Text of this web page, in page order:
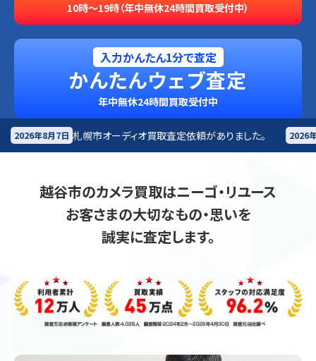
10時～19時（年中無休24時間買取受付中）
入力かんたん1分で査定
かんたんウェブ査定
年中無休24時間買取受付中
ーディオ買取査定依頼がありました。 2026年8月7日 長野来店 オーデ
越谷市のカメラ買取はニーゴ・リユース
お客さまの大切なもの・思いを
誠実に査定します。